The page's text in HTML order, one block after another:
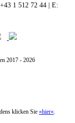
1 512 72 44 | E:
2017 - 2026
klicken Sie »hier«.